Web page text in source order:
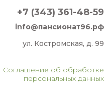
+7 (343) 361-48-59
info@пансионат96.рф
ул. Костромская, д. 99
Соглашение об обработке
персональных данных